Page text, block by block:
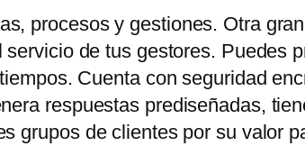
procesos y gestiones. Otra
de tus gestores. Puedes
Cuenta con seguridad
respuestas prediseñadas,
grupos de clientes por su valor